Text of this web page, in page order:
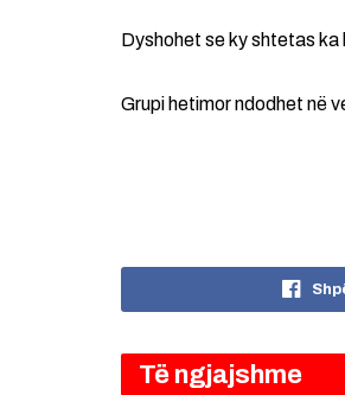
Dyshohet se ky shtetas ka
Grupi hetimor ndodhet në
Të ngjajshme